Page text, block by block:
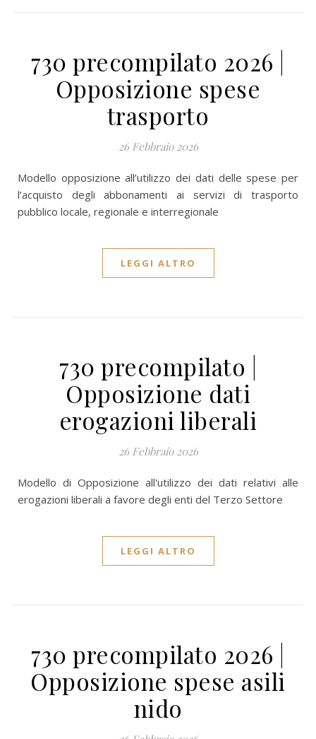
730 precompilato 2026 |
Opposizione spese
trasporto
26 Febbraio 2026
Modello opposizione all’utilizzo dei dati delle spese per
l’acquisto degli abbonamenti ai servizi di trasporto
pubblico locale, regionale e interregionale
LEGGI ALTRO
730 precompilato |
Opposizione dati
erogazioni liberali
26 Febbraio 2026
Modello di Opposizione all'utilizzo dei dati relativi alle
erogazioni liberali a favore degli enti del Terzo Settore
LEGGI ALTRO
730 precompilato 2026 |
Opposizione spese asili
nido